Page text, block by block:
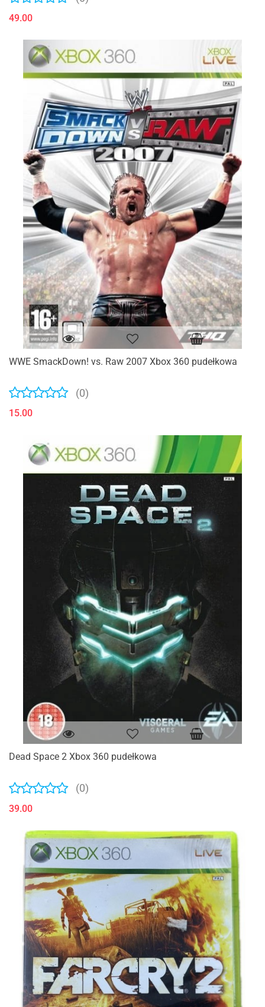
49.00
WWE SmackDown! vs. Raw 2007 Xbox 360 pudełkowa
(0)
15.00
Dead Space 2 Xbox 360 pudełkowa
(0)
39.00